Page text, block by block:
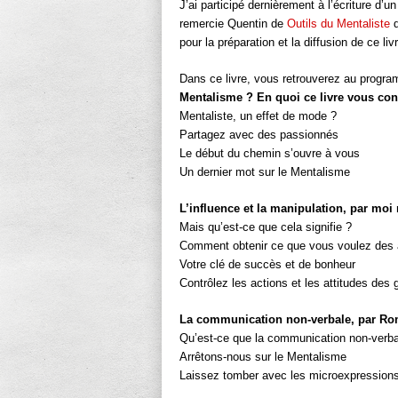
J’ai participé dernièrement à l’écriture
remercie Quentin de Outils du Mentaliste
pour la préparation et la diffusion de ce
Dans ce livre, vous retrouverez au
Mentalisme ? En quoi ce livre vous
Mentaliste, un effet de mode ?
Partagez avec des passionnés
Le début du chemin s’ouvre à vous
Un dernier mot sur le Mentalisme
L’influence et la manipulation, par moi
Mais qu’est-ce que cela signifie ?
Comment obtenir ce que vous voulez des
Votre clé de succès et de bonheur
Contrôlez les actions et les attitudes des
La communication non-verbale, par
Qu’est-ce que la communication non-
Arrêtons-nous sur le Mentalisme
Laissez tomber avec les